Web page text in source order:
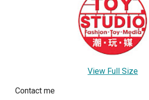
View Full Size
Contact me